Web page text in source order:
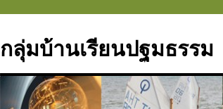
กลุ่มบ้านเรียนปฐมธรรม